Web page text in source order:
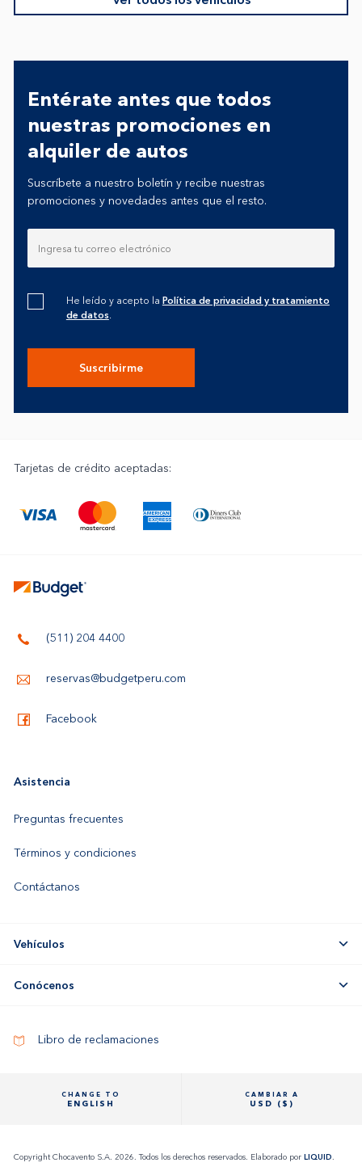
Entérate antes que todos
nuestras promociones en
alquiler de autos
Suscríbete a nuestro boletín y recibe nuestras
promociones y novedades antes que el resto.
He leído y acepto la Política de privacidad y tratamiento
de datos.
Suscribirme
Tarjetas de crédito aceptadas:
(511) 204 4400
reservas@budgetperu.com
Facebook
Asistencia
Preguntas frecuentes
Términos y condiciones
Contáctanos
Vehículos
Conócenos
Libro de reclamaciones
CHANGE TO
ENGLISH
CAMBIAR A
USD ($)
Copyright Chocavento S.A. 2026. Todos los derechos reservados. Elaborado porLIQUID.